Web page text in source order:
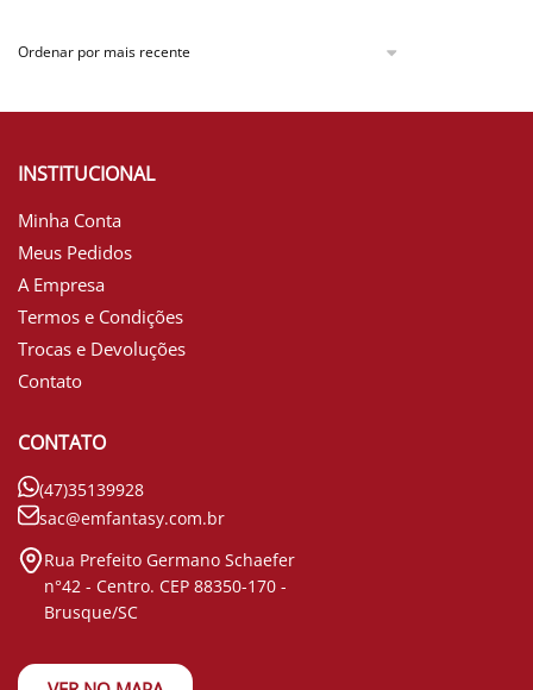
INSTITUCIONAL
Minha Conta
Meus Pedidos
A Empresa
Termos e Condições
Trocas e Devoluções
Contato
CONTATO
(47)35139928
sac@emfantasy.com.br
Rua Prefeito Germano Schaefer
n°42 - Centro. CEP 88350-170 -
Brusque/SC